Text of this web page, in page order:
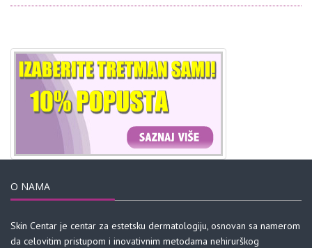
O NAMA
Skin Centar je centar za estetsku dermatologiju, osnovan sa namerom
da celovitim pristupom i inovativnim metodama nehirurškog